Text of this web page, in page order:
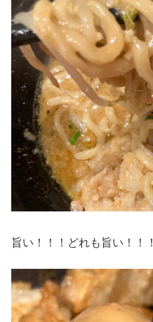
旨い！！！どれも旨い！！！